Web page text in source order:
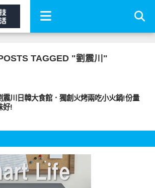
TAGGED "劉震川"
震川日韓大食館．獨創火烤兩吃小火鍋!份量
好!